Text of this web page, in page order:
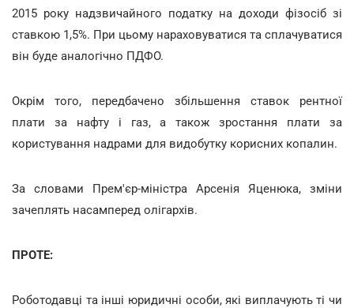
2015 року надзвичайного податку на доходи фізосіб зі
ставкою 1,5%. При цьому нараховуватися та сплачуватися
він буде аналогічно ПДФО.
Окрім того, передбачено збільшення ставок рентної
плати за нафту і газ, а також зростання плати за
користування надрами для видобутку корисних копалин.
За словами Прем'єр-міністра Арсенія Яценюка, зміни
зачеплять насамперед олігархів.
ПРОТЕ:
Роботодавці та інші юридичні особи, які виплачують ті чи